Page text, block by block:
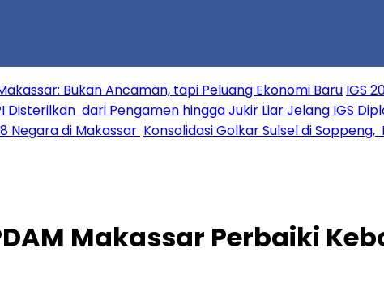
Bukan Ancaman, tapi Peluang Ekonomi Baru IGS
Disterilkan dari Pengamen hingga Jukir Liar Jelang IGS
Negara di Makassar Konsolidasi Golkar Sulsel di
Makassar Perbaiki